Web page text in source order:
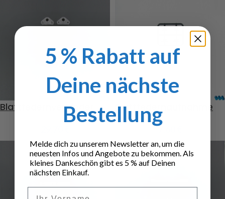
Blattfedernverbinder Blattfedernaufnahme
7,60
5 % Rabatt auf
Deine nächste
Bestellung
Melde dich zu unserem Newsletter an, um die
neuesten Infos und Angebote zu bekommen. Als
kleines Dankeschön gibt es 5 % auf Deinen
nächsten Einkauf.